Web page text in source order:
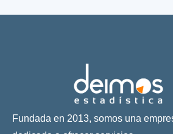
Fundada en 2013, somos una